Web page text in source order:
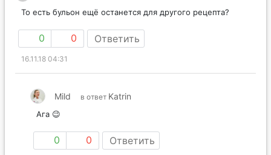
То есть бульон ещё останется для другого рецепта?
0 0 Ответить
16.11.18 04:31
Mild в ответ Katrin
Ага 😉
0 0 Ответить